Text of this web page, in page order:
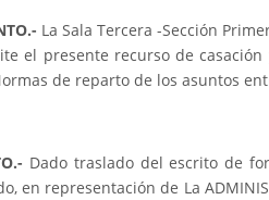
La Sala Tercera -Sección
el presente recurso de
de reparto de los asuntos
Dado traslado del escrito de
en representación de La